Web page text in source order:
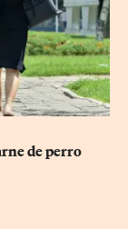
de perro